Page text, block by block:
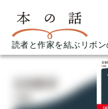
読者と作家を結ぶリボ